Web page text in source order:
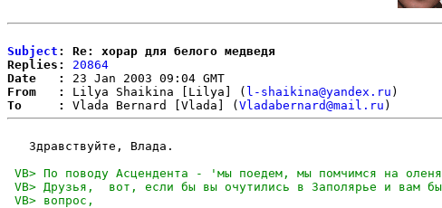
Subject : Re: хорар для белого медведя
Replies:
20864
Date   :
From   :
Lilya Shaikina [Lilya] ( l-shaikina@yandex.ru
To     :
Vlada Bernard [Vlada] (Vladabernard@mail.ru
   Здравствуйте, Влада.